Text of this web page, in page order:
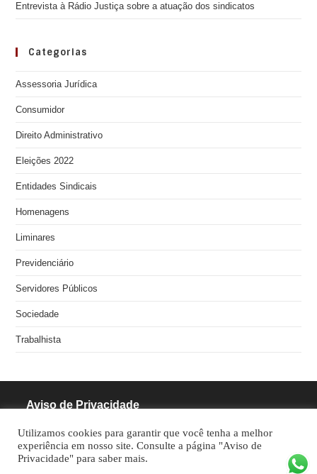
Entrevista à Rádio Justiça sobre a atuação dos sindicatos
Categorias
Assessoria Jurídica
Consumidor
Direito Administrativo
Eleições 2022
Entidades Sindicais
Homenagens
Liminares
Previdenciário
Servidores Públicos
Sociedade
Trabalhista
Aviso de Privacidade
RODRIGUES PINHEIRO ADVOCACIA S/S
Utilizamos cookies para garantir que você tenha a melhor
experiência em nosso site. Consulte a página "Aviso de
Privacidade" para saber mais.